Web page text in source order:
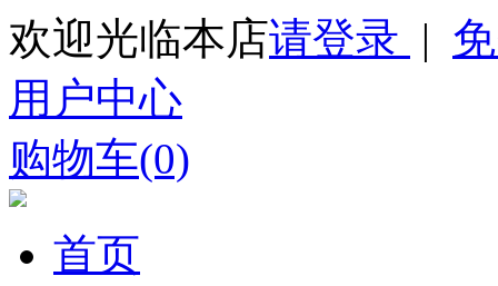
欢迎光临本店请登录 |
用户中心
购物车(0)
首页